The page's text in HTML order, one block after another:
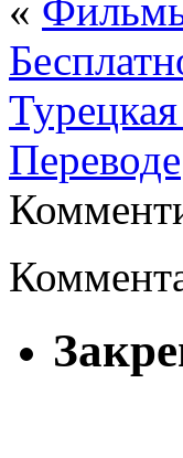
«
Переводе